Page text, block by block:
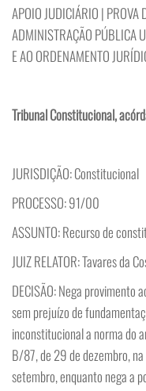
APOIO JUDICIÁRIO | PROVA
ADMINISTRAÇÃO PÚBLICA
E AO ORDENAMENTO
Tribunal Constitucional,
JURISDIÇÃO: Constitucional
PROCESSO: 91/00
ASSUNTO: Recurso de
JUIZ RELATOR: Tavares da
DECISÃO: Nega provimento
sem prejuízo de
inconstitucional a norma do
B/87, de 29 de dezembro,
setembro, enquanto nega a